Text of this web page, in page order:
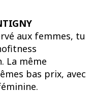
aux femmes, tu
La même
bas prix, avec